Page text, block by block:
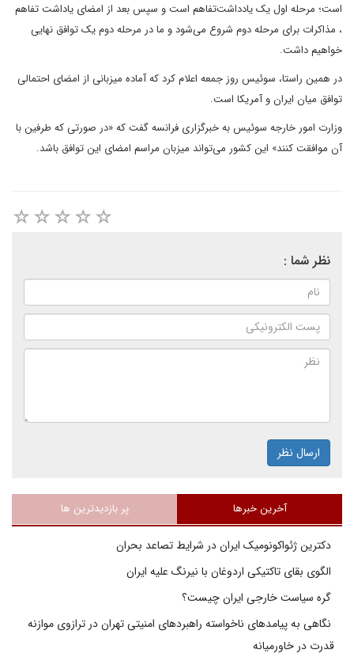
است؛ مرحله اول یک یادداشت‌تفاهم است و سپس بعد از امضای یاداشت تفاهم
، مذاکرات برای مرحله دوم شروع می‌شود و ما در مرحله دوم یک توافق نهایی
خواهیم داشت.
در همین راستا، سوئیس روز جمعه اعلام کرد که آماده میزبانی از امضای احتمالی
توافق میان ایران و آمریکا است.
وزارت امور خارجه سوئیس به خبرگزاری فرانسه گفت که «در صورتی که طرفین با
آن موافقت کنند» این کشور می‌تواند میزبان مراسم امضای این توافق باشد.
نظر شما :
ارسال نظر
آخرین خبرها پر بازدیدترین ها
دکترین ژئواکونومیک ایران در شرایط تصاعد بحران
الگوی بقای تاکتیکی اردوغان با نیرنگ علیه ایران
گره سیاست خارجی ایران چیست؟
نگاهی به پیامدهای ناخواسته راهبردهای امنیتی تهران در ترازوی موازنه
قدرت در خاورمیانه